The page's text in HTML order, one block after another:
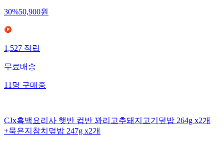
30%50,900원
1,527적립
무료배송
11명구매중
CJx흑백요리사 햇반 컵반 꽈리고추돼지고기덮밥 264g x2개
+묵은지참치덮밥 247g x2개